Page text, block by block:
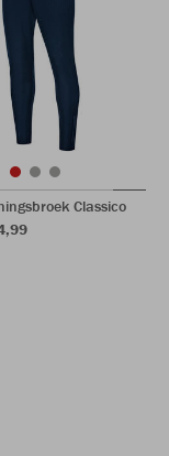
Classico